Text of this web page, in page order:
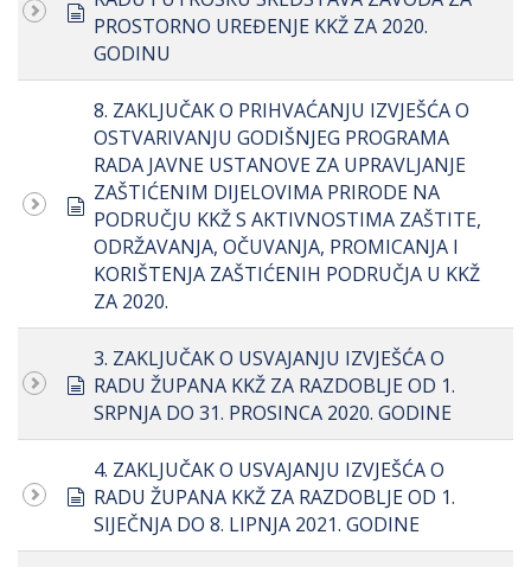
document
PROSTORNO UREĐENJE KKŽ ZA 2020.
GODINU
document
8. ZAKLJUČAK O PRIHVAĆANJU IZVJEŠĆA O
OSTVARIVANJU GODIŠNJEG PROGRAMA
RADA JAVNE USTANOVE ZA UPRAVLJANJE
ZAŠTIĆENIM DIJELOVIMA PRIRODE NA
PODRUČJU KKŽ S AKTIVNOSTIMA ZAŠTITE,
ODRŽAVANJA, OČUVANJA, PROMICANJA I
KORIŠTENJA ZAŠTIĆENIH PODRUČJA U KKŽ
ZA 2020.
document
3. ZAKLJUČAK O USVAJANJU IZVJEŠĆA O
RADU ŽUPANA KKŽ ZA RAZDOBLJE OD 1.
SRPNJA DO 31. PROSINCA 2020. GODINE
document
4. ZAKLJUČAK O USVAJANJU IZVJEŠĆA O
RADU ŽUPANA KKŽ ZA RAZDOBLJE OD 1.
SIJEČNJA DO 8. LIPNJA 2021. GODINE